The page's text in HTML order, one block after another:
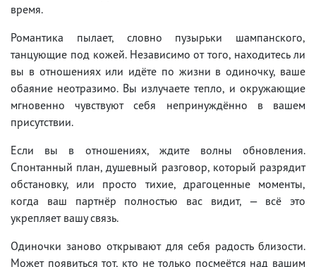
время.
Романтика пылает, словно пузырьки шампанского,
танцующие под кожей. Независимо от того, находитесь ли
вы в отношениях или идёте по жизни в одиночку, ваше
обаяние неотразимо. Вы излучаете тепло, и окружающие
мгновенно чувствуют себя непринуждённо в вашем
присутствии.
Если вы в отношениях, ждите волны обновления.
Спонтанный план, душевный разговор, который разрядит
обстановку, или просто тихие, драгоценные моменты,
когда ваш партнёр полностью вас видит, — всё это
укрепляет вашу связь.
Одиночки заново открывают для себя радость близости.
Может появиться тот, кто не только посмеётся над вашим